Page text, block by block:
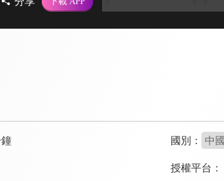
國別： 中國
授權平台：